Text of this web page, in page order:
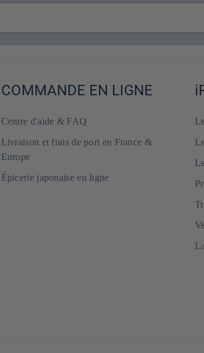
COMMANDE EN LIGNE
Centre d'aide & FAQ
Livraison et frais de port en France &
Europe
Épicerie japonaise en ligne